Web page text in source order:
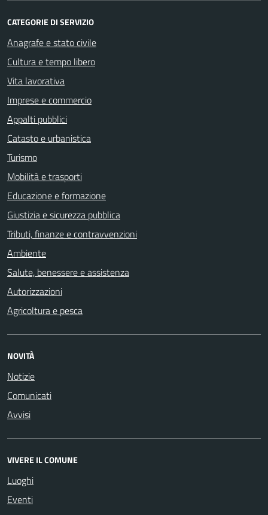
CATEGORIE DI SERVIZIO
Anagrafe e stato civile
Cultura e tempo libero
Vita lavorativa
Imprese e commercio
Appalti pubblici
Catasto e urbanistica
Turismo
Mobilità e trasporti
Educazione e formazione
Giustizia e sicurezza pubblica
Tributi, finanze e contravvenzioni
Ambiente
Salute, benessere e assistenza
Autorizzazioni
Agricoltura e pesca
NOVITÀ
Notizie
Comunicati
Avvisi
VIVERE IL COMUNE
Luoghi
Eventi